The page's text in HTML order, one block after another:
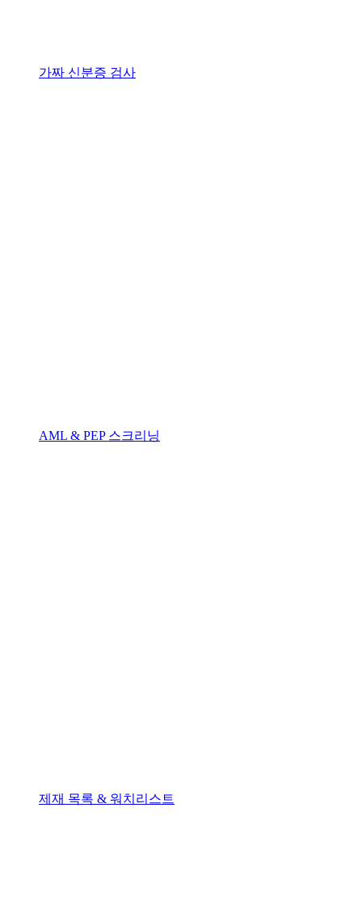
가짜 신분증 검사
AML & PEP 스크리닝
제재 목록 & 워치리스트